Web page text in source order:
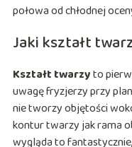
połowa od chłodnej
Jaki kształt
Kształt twarzyto
uwagę fryzjerzy przy
nie tworzy objętości
kontur twarzy jak rama
wygląda to